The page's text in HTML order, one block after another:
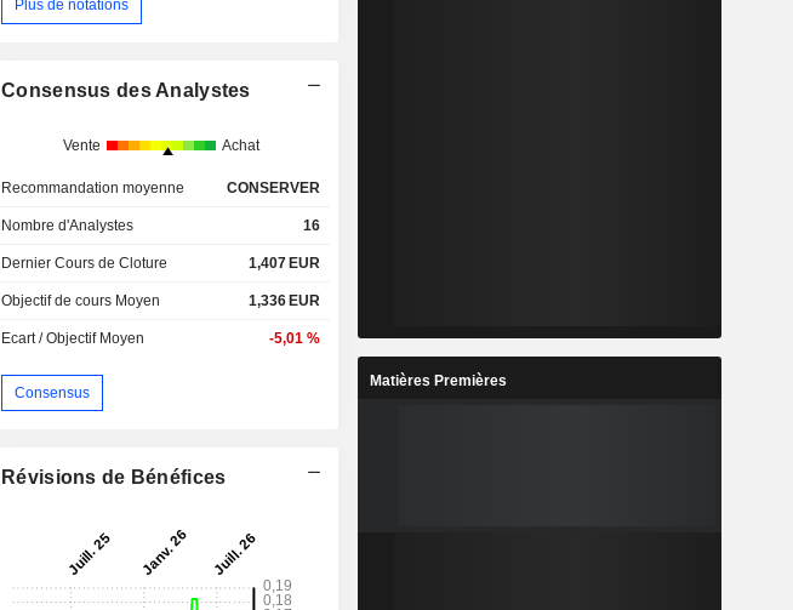
Plus de notations
Consensus des Analystes
Vente Achat
Recommandation moyenne CONSERVER
Nombre d'Analystes 16
Dernier Cours de Cloture 1,407 EUR
Objectif de cours Moyen 1,336 EUR
Ecart / Objectif Moyen -5,01 %
Consensus
Révisions de Bénéfices
Matières Premières